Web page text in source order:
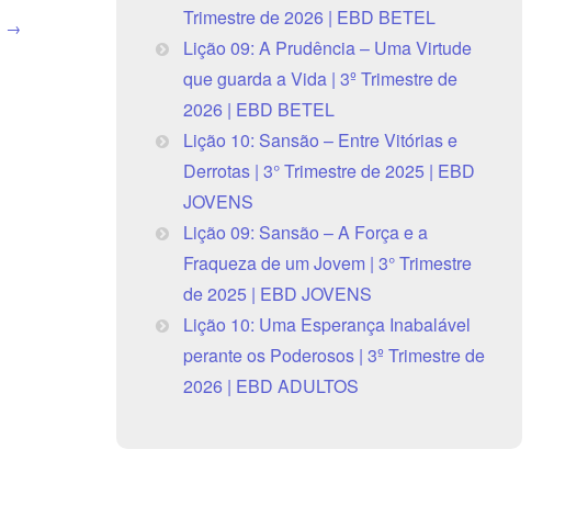
→
Trimestre de 2026 | EBD BETEL
Lição 09: A Prudência – Uma Virtude
que guarda a Vida | 3º Trimestre de
2026 | EBD BETEL
Lição 10: Sansão – Entre Vitórias e
Derrotas | 3° Trimestre de 2025 | EBD
JOVENS
Lição 09: Sansão – A Força e a
Fraqueza de um Jovem | 3° Trimestre
de 2025 | EBD JOVENS
Lição 10: Uma Esperança Inabalável
perante os Poderosos | 3º Trimestre de
2026 | EBD ADULTOS